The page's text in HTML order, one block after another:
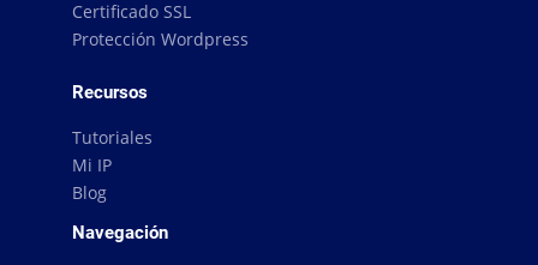
Certificado SSL
Protección Wordpress
Recursos
Tutoriales
Mi IP
Blog
Navegación